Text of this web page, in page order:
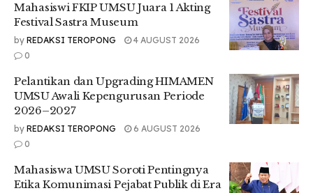
Mahasiswi FKIP UMSU Juara 1 Akting
Festival Sastra Museum
by REDAKSI TEROPONG
4 AUGUST 2026
0
Pelantikan dan Upgrading HIMAMEN
UMSU Awali Kepengurusan Periode
2026–2027
by REDAKSI TEROPONG
6 AUGUST 2026
0
Mahasiswa UMSU Soroti Pentingnya
Etika Komunimasi Pejabat Publik di Era